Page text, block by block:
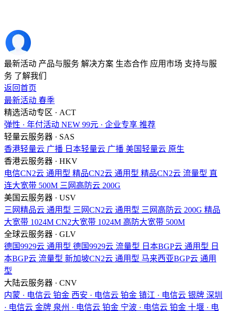
最新活动 产品与服务 解决方案 生态合作 应用市场 支持与服
务 了解我们
返回首页
最新活动 春季
精选活动专区 · ACT
弹性 · 年付活动 NEW 99元 · 企业专享 推荐
轻量云服务器 · SAS
香港轻量云 广播 日本轻量云 广播 美国轻量云 原生
香港云服务器 · HKV
电信CN2云 通用型 精品CN2云 通用型 精品CN2云 流量型 直
连大宽带 500M 三网高防云 200G
美国云服务器 · USV
三网精品云 通用型 三网CN2云 通用型 三网高防云 200G 精品
大宽带 1024M CN2大宽带 1024M 高防大宽带 500M
全球云服务器 · GLV
德国9929云 通用型 德国9929云 流量型 日本BGP云 通用型 日
本BGP云 流量型 新加坡CN2云 通用型 马来西亚BGP云 通用
型
大陆云服务器 · CNV
内蒙 · 电信云 铂金 西安 · 电信云 铂金 镇江 · 电信云 银牌 深圳
· 电信云 金牌 泉州 · 电信云 铂金 宁波 · 电信云 铂金 十堰 · 电